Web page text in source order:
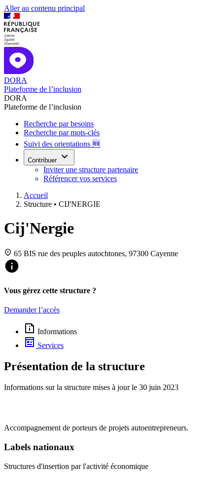
Aller au contenu principal
DORA
Plateforme de l’inclusion
DORA
Plateforme de l’inclusion
Recherche par besoins
Recherche par mots-clés
Suivi des orientations 🆕
Contribuer
Inviter une structure partenaire
Référencer vos services
Accueil
Structure • CIJ'NERGIE
Cij'Nergie
65 BIS rue des peuples autochtones, 97300 Cayenne
Vous gérez cette structure ?
Demander l’accès
Informations
Services
Présentation de la structure
Informations sur la structure mises à jour le 30 juin 2023
Accompagnement de porteurs de projets autoentrepreneurs.
Labels nationaux
Structures d'insertion par l'activité économique